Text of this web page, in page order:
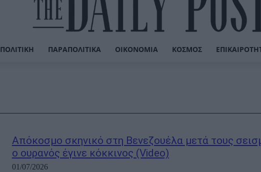
ΠΟΛΙΤΙΚΉ ΠΑΡΑΠΟΛΙΤΙΚΆ ΟΙΚΟΝΟΜΊΑ ΚΌΣΜΟΣ
Απόκοσμο σκηνικό στη Βενεζουέλα μετά τους
ο ουρανός έγινε κόκκινος (Video)
01/07/2026